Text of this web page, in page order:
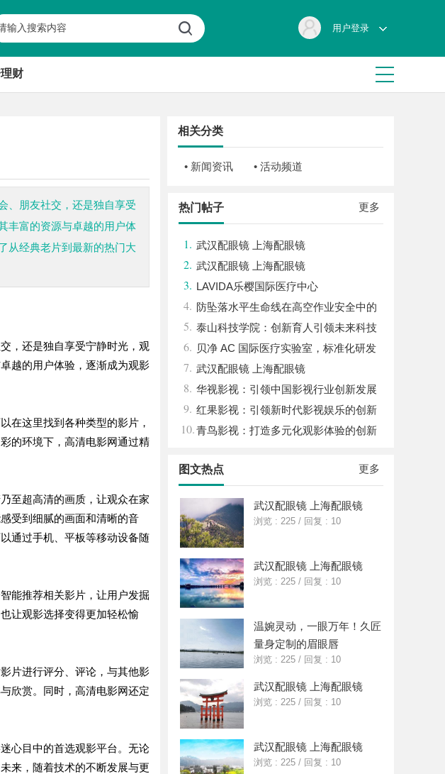
用户登录
财
、朋友社交，还是独自享受
丰富的资源与卓越的用户体
从经典老片到最新的热门大
，还是独自享受宁静时光，观
越的用户体验，逐渐成为观影
在这里找到各种类型的影片，
的环境下，高清电影网通过精
至超高清的画质，让观众在家
受到细腻的画面和清晰的音
通过手机、平板等移动设备随
能推荐相关影片，让用户发掘
让观影选择变得更加轻松愉
片进行评分、评论，与其他影
欣赏。同时，高清电影网还定
心目中的首选观影平台。无论
来，随着技术的不断发展与更
相关分类
• 新闻资讯 • 活动频道
更多
热门帖子
1. 武汉配眼镜 上海配眼镜
2. 武汉配眼镜 上海配眼镜
3. LAVIDA乐樱国际医疗中心
4. 防坠落水平生命线在高空作业安全中的
关键作用与应用解析
5. 泰山科技学院：创新育人引领未来科技
发展新高地
6. 贝净 AC 国际医疗实验室，标准化研发
体系全解析
7. 武汉配眼镜 上海配眼镜
8. 华视影视：引领中国影视行业创新发展
的先行者
9. 红果影视：引领新时代影视娱乐的创新
先锋
10.青鸟影视：打造多元化观影体验的创新
更多
图文热点
武汉配眼镜 上海配眼镜
浏览 : 225 / 回复 : 10
武汉配眼镜 上海配眼镜
浏览 : 225 / 回复 : 10
温婉灵动，一眼万年！久匠
量身定制的眉眼唇
浏览 : 225 / 回复 : 10
武汉配眼镜 上海配眼镜
浏览 : 225 / 回复 : 10
武汉配眼镜 上海配眼镜
浏览 : 225 / 回复 : 10